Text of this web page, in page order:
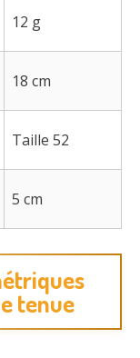
12 g
18 cm
Taille 52
5 cm
tenue